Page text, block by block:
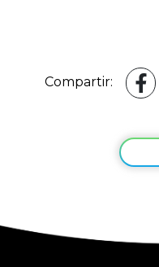
Compartir: